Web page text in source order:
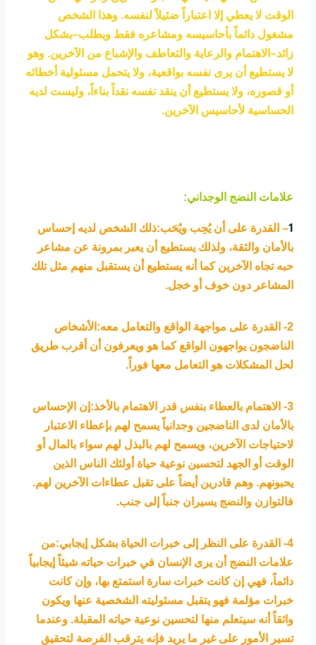
الوقت لا يعطي إلا اعتباراً ضئيلاً لنفسه. وهذا الشخص
مشغول دائماً بأحاسيسه ومشاعره فقط ويطلب–بشكل
زائد–الاهتمام والرعاية والتعاطف والإشباع من الآخرين. وهو
لا يستطيع أن يرى نفسه بواقعية، ولا يتحمل مسئولية أخطائه
أو قصوره، ولا يستطيع أن ينقد نفسه نقداً بناءاً، وليست لديه
الحساسية لأحاسيس الآخرين.
علامات النضج الوجداني:
1– القدرة على أن يُحِب ويُحَب:ذلك الشخص لديه إحساس
بالأمان والثقة، ولذلك يستطيع أن يعبر بمرونة عن مشاعر
حبه تجاه الآخرين كما أنه يستطيع أن يستقبل منهم مثل تلك
المشاعر دون خوف أو خجل.
2- القدرة على مواجهة الواقع والتعامل معه:الأشخاص
الناضجون يواجهون الواقع كما هو ويعرفون أن أقرب طريق
لحل المشكلات هو التعامل معها فوراً.
3- الاهتمام بالعطاء بنفس قدر الاهتمام بالأخذ:إن الإحساس
بالأمان لدى الناضجين وجدانياً يسمح لهم بإعطاء الاعتبار
لاحتياجات الآخرين، ويسمح لهم بالبذل لهم سواء بالمال أو
الوقت أو الجهد لتحسين نوعية حياة أولئك الناس الذين
يحبونهم. وهم قادرين أيضاً على تقبل عطاءات الآخرين لهم.
فالتوازن والنضج يسيران جنباً إلى جنب.
4- القدرة على النظر إلى خبرات الحياة بشكل إيجابي:من
علامات النضج أن يرى الإنسان في خبرات حياته شيئاً إيجابياً
دائماً، فهي إن كانت خبرات سارة استمتع بها، وإن كانت
خبرات مؤلمة فهو يتقبل مسئوليته الشخصية عنها ويكون
واثقاً أنه سيتعلم منها لتحسين نوعية حياته المقبلة. وعندما
تسير الأمور على غير ما يريد فإنه يترقب الفرصة لتحقيق